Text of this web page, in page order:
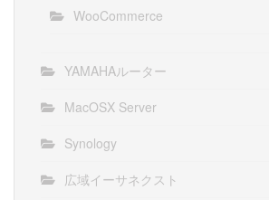
WooCommerce
YAMAHAルーター
MacOSX Server
Synology
広域イーサネクスト